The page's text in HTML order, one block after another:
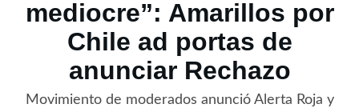
mediocre”: Amarillos por
Chile ad portas de
anunciar Rechazo
Movimiento de moderados anunció Alerta Roja y